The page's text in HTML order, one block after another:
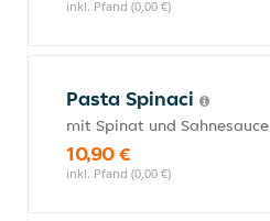
inkl. Pfand (0,00 €)
Pasta Spinaci
mit Spinat und Sahnesauce
10,90 €
inkl. Pfand (0,00 €)